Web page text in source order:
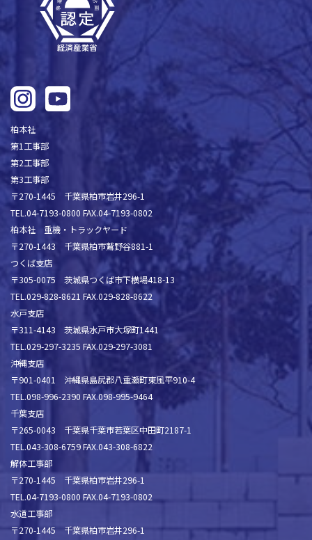
柏本社
第1工事部
第2工事部
第3工事部
〒270-1445 千葉県柏市岩井296-1
TEL.04-7193-0800 FAX.04-7193-0802
柏本社 重機・トラックヤード
〒270-1443 千葉県柏市鷲野谷881-1
つくば支店
〒305-0075 茨城県つくば市下横場418-13
TEL.029-828-8621 FAX.029-828-8622
水戸支店
〒311-4143 茨城県水戸市大塚町1441
TEL.029-297-3235 FAX.029-297-3081
沖縄支店
〒901-0401 沖縄県島尻郡八重瀬町東風平910-4
TEL.098-996-2390 FAX.098-995-9464
千葉支店
〒265-0043 千葉県千葉市若葉区中田町2187-1
TEL.043-308-6759 FAX.043-308-6822
解体工事部
〒270-1445 千葉県柏市岩井296-1
TEL.04-7193-0800 FAX.04-7193-0802
水道工事部
〒270-1445 千葉県柏市岩井296-1